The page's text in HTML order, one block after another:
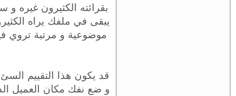
بقرائته الكثيرون غيره
يبقى في ملفك يراه
موضوعية و مرتبة تروي
قد يكون هذا التقييم
و ضع نفك مكان العميل